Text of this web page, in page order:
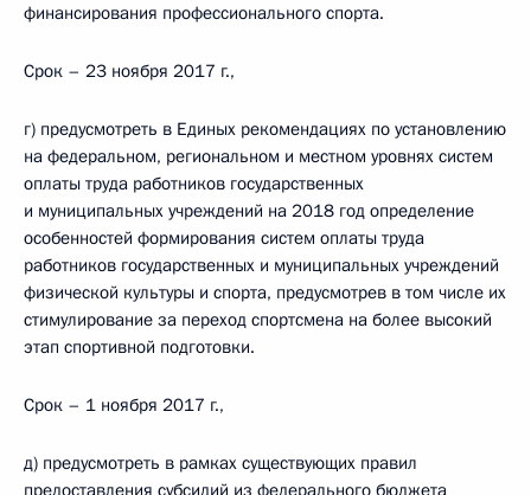
финансирования профессионального спорта.
Срок – 23 ноября 2017 г.,
г) предусмотреть в Единых рекомендациях по установлению
на федеральном, региональном и местном уровнях систем
оплаты труда работников государственных
и муниципальных учреждений на 2018 год определение
особенностей формирования систем оплаты труда
работников государственных и муниципальных учреждений
физической культуры и спорта, предусмотрев в том числе их
стимулирование за переход спортсмена на более высокий
этап спортивной подготовки.
Срок – 1 ноября 2017 г.,
д) предусмотреть в рамках существующих правил
предоставления субсидий из федерального бюджета